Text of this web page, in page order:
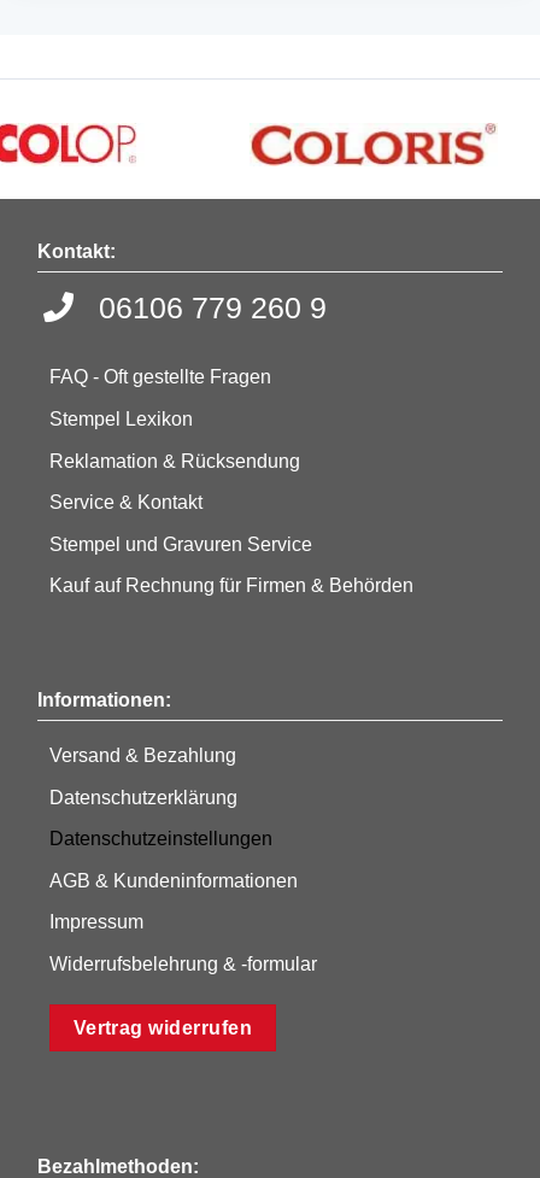
Kontakt:
06106 779 260 9
FAQ - Oft gestellte Fragen
Stempel Lexikon
Reklamation & Rücksendung
Service & Kontakt
Stempel und Gravuren Service
Kauf auf Rechnung für Firmen & Behörden
Informationen:
Versand & Bezahlung
Datenschutzerklärung
Datenschutzeinstellungen
AGB & Kundeninformationen
Impressum
Widerrufsbelehrung & -formular
Vertrag widerrufen
Bezahlmethoden: